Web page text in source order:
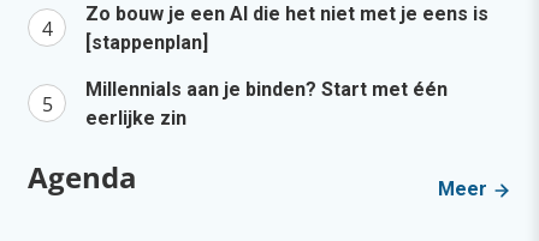
Zo bouw je een AI die het niet met je eens is
[stappenplan]
Millennials aan je binden? Start met één
eerlijke zin
Agenda Meer